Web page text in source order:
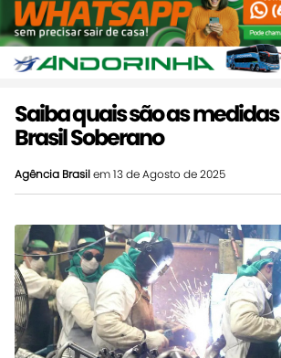
Saiba quais são as
Brasil Soberano
Agência Brasilem 13 de Agosto de 2025